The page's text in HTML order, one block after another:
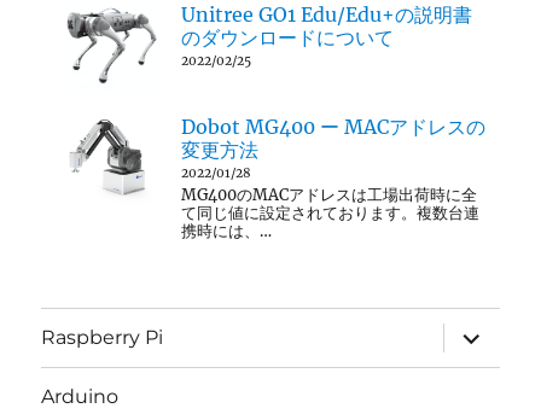
Unitree GO1 Edu/Edu+の説明書
のダウンロードについて
2022/02/25
Dobot MG400 ー MACアドレスの
変更方法
2022/01/28
MG400のMACアドレスは工場出荷時に全
て同じ値に設定されております。複数台連
携時には、…
Raspberry Pi
サ
ブ
メ
Arduino